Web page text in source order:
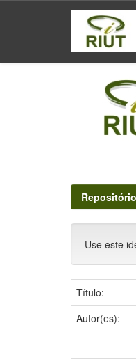
navigation
Use este
Título:
Autor(es):